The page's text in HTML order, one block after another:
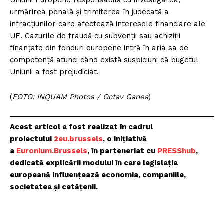
urmărirea penală și trimiterea în judecată a
infracțiunilor care afectează interesele financiare ale
UE. Cazurile de fraudă cu subvenții sau achiziții
finanțate din fonduri europene intră în aria sa de
competență atunci când există suspiciuni că bugetul
Uniunii a fost prejudiciat.
(FOTO: INQUAM Photos / Octav Ganea)
Acest articol a fost realizat în cadrul
proiectului 2eu.brussels, o inițiativă
a Euronium.Brussels, în parteneriat cu PRESShub,
dedicată explicării modului în care legislația
europeană influențează economia, companiile,
societatea și cetățenii.